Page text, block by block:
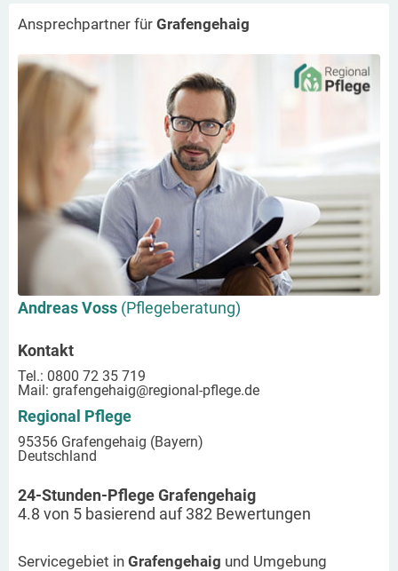
Ansprechpartner für Grafengehaig
Andreas Voss (Pflegeberatung)
Kontakt
Tel.: 0800 72 35 719
Mail: grafengehaig@regional-pflege.de
Regional Pflege
95356 Grafengehaig (Bayern)
Deutschland
24-Stunden-Pflege Grafengehaig
4.8 von 5 basierend auf382 Bewertungen
Servicegebiet in Grafengehaig und Umgebung